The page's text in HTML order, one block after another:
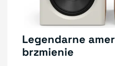
Legendarne
brzmienie